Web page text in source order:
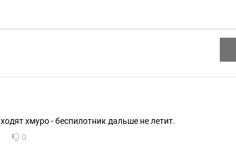
хмуро - беспилотник дальше не летит.
0